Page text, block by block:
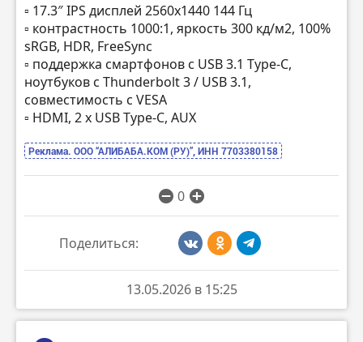
▫️ 17.3″ IPS дисплей 2560х1440 144 Гц
▫️ контрастность 1000:1, яркость 300 кд/м2, 100%
sRGB, HDR, FreeSync
▫️ поддержка смартфонов с USB 3.1 Type-C,
ноутбуков с Thunderbolt 3 / USB 3.1,
совместимость с VESA
▫️ HDMI, 2 x USB Type-C, AUX
Реклама. ООО “АЛИБАБА.КОМ (РУ)”, ИНН 7703380158
0
Поделиться:
13.05.2026 в 15:25